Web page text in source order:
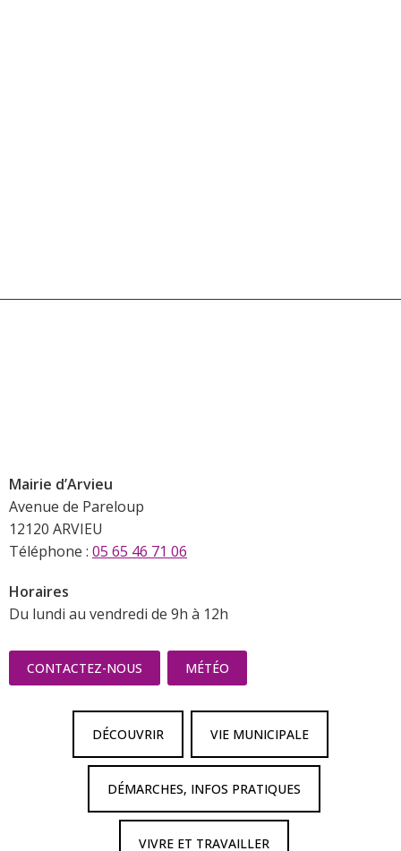
Mairie d’Arvieu
Avenue de Pareloup
12120 ARVIEU
Téléphone : 05 65 46 71 06
Horaires
Du lundi au vendredi de 9h à 12h
CONTACTEZ-NOUS MÉTÉO
DÉCOUVRIR VIE MUNICIPALE
DÉMARCHES, INFOS PRATIQUES
VIVRE ET TRAVAILLER